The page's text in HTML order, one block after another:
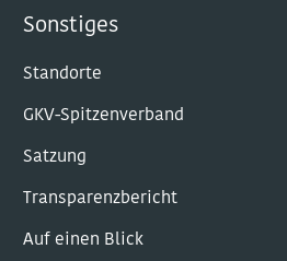
Sonstiges
Standorte
GKV-Spitzenverband
Satzung
Transparenzbericht
Auf einen Blick